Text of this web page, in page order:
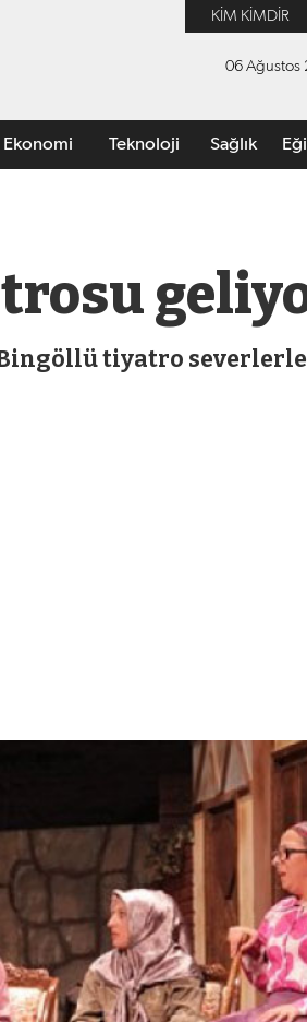
KİM KİMDİR
06 Ağustos
Ekonomi Teknoloji Sağlık
tiyatro severlerle